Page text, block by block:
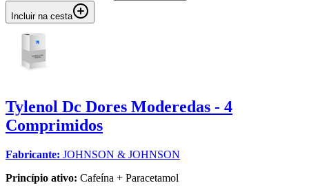
Incluir na cesta
Tylenol Dc Dores Moderedas - 4
Comprimidos
Fabricante: JOHNSON & JOHNSON
Princípio ativo: Cafeína + Paracetamol